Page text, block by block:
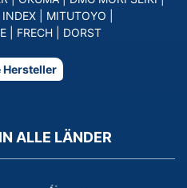
INDEX MITUTOYO
FRECH DORST
Hersteller
ALLE LÄNDER